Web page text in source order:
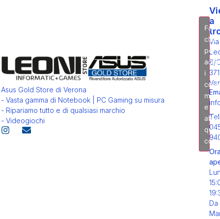
Asus Gold Store di Verona
- Vasta gamma di Notebook | PC Gaming su misura
- Ripariamo tutto e di qualsiasi marchio
- Videogiochi
a
Via
6/
Da
Fai
clic
per
i
e